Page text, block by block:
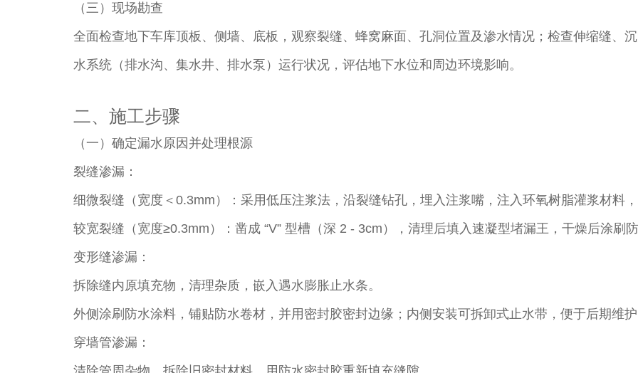
（三）现场勘查​
全面检查地下车库顶板、侧墙、底板，观察裂缝、蜂窝麻面、孔洞位置及渗水情况；检查伸缩缝、
水系统（排水沟、集水井、排水泵）运行状况，评估地下水位和周边环境影响。​
二、施工步骤​
（一）确定漏水原因并处理根源​
裂缝渗漏：​
细微裂缝（宽度＜0.3mm）：采用低压注浆法，沿裂缝钻孔，埋入注浆嘴，注入环氧树脂灌浆材料
较宽裂缝（宽度≥0.3mm）：凿成 “V” 型槽（深 2 - 3cm），清理后填入速凝型堵漏王，干燥后涂刷
变形缝渗漏：​
拆除缝内原填充物，清理杂质，嵌入遇水膨胀止水条。​
外侧涂刷防水涂料，铺贴防水卷材，并用密封胶密封边缘；内侧安装可拆卸式止水带，便于后期维
穿墙管渗漏：​